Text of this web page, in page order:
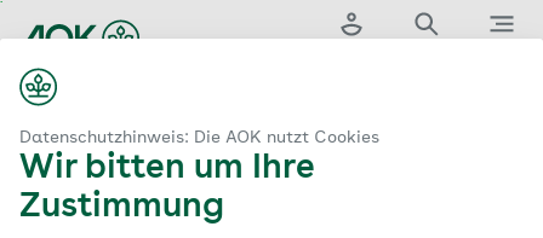
Datenschutzhinweis: Die AOK nutzt Cookies
Wir bitten um Ihre
Zustimmung
Hauptinhalt
springen
Die Sozialwahlen